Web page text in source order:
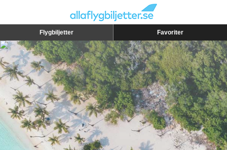
Flygbiljetter Favoriter